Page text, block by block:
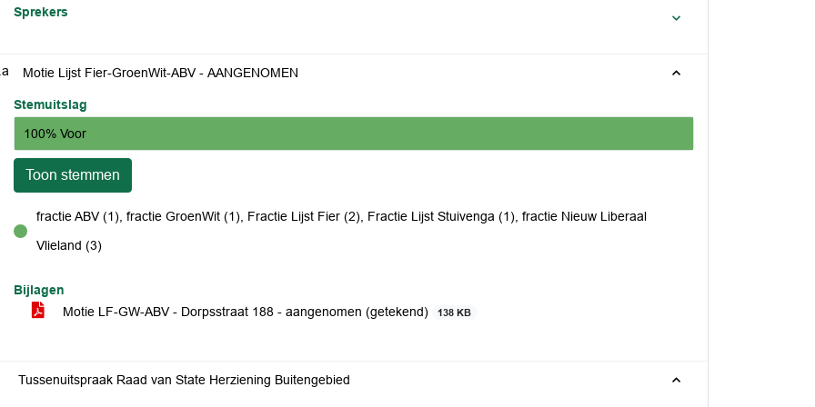
Sprekers
Motie Lijst Fier-GroenWit-ABV - AANGENOMEN
Stemuitslag
100% Voor
Toon stemmen
voor
fractie ABV (1), fractie GroenWit (1), Fractie Lijst Fier (2), Fractie Lijst Stuivenga (1), fractie Nieuw Liberaal
Vlieland (3)
Bijlagen
Motie LF-GW-ABV - Dorpsstraat 188 - aangenomen (getekend)
138 KB
Tussenuitspraak Raad van State Herziening Buitengebied